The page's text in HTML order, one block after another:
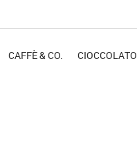
CAFFÈ & CO. CIOCCOLATO